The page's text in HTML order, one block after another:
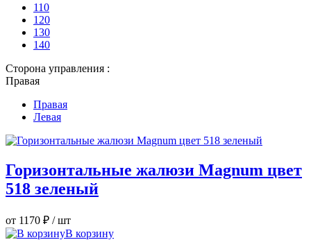
110
120
130
140
Сторона управления :
Правая
Правая
Левая
Горизонтальные жалюзи Magnum цвет
518 зеленый
от 1170 ₽ / шт
В корзину